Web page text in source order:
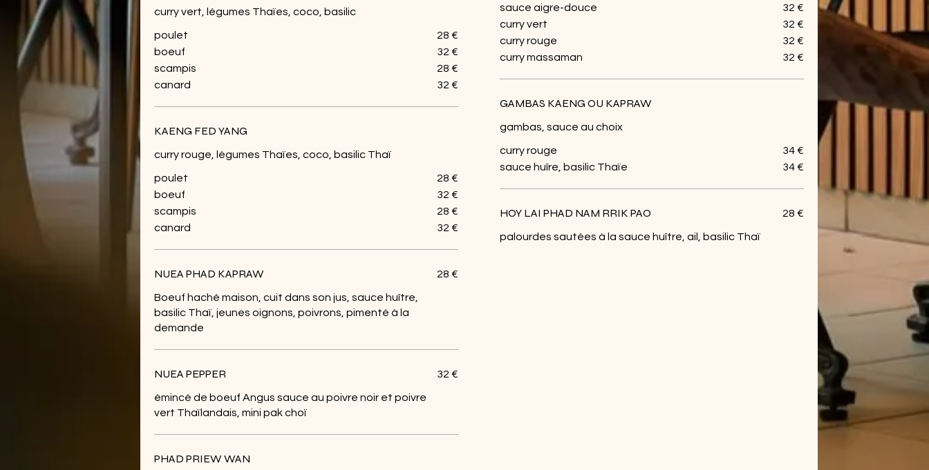
curry vert, légumes Thaïes, coco, basilic
poulet
28 €
boeuf
32 €
scampis
28 €
canard
32 €
KAENG FED YANG
curry rouge, légumes Thaïes, coco, basilic Thaï
poulet
28 €
boeuf
32 €
scampis
28 €
canard
32 €
NUEA PHAD KAPRAW
Boeuf haché maison, cuit dans son jus, sauce huître,
basilic Thaï, jeunes oignons, poivrons, pimenté à la
demande
28 €
NUEA PEPPER
émincé de boeuf Angus sauce au poivre noir et poivre
vert Thaïlandais, mini pak choï
32 €
PHAD PRIEW WAN
sauce aigre-douce
32 €
curry vert
32 €
curry rouge
32 €
curry massaman
32 €
GAMBAS KAENG OU KAPRAW
gambas, sauce au choix
curry rouge
34 €
sauce huîre, basilic Thaïe
34 €
HOY LAI PHAD NAM RRIK PAO
palourdes sautées à la sauce huître, ail, basilic Thaï
28 €